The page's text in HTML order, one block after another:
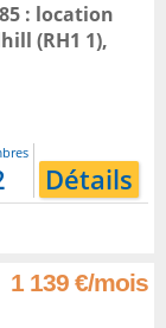
: location
(RH1 1),
Détails
1 139 €/mois